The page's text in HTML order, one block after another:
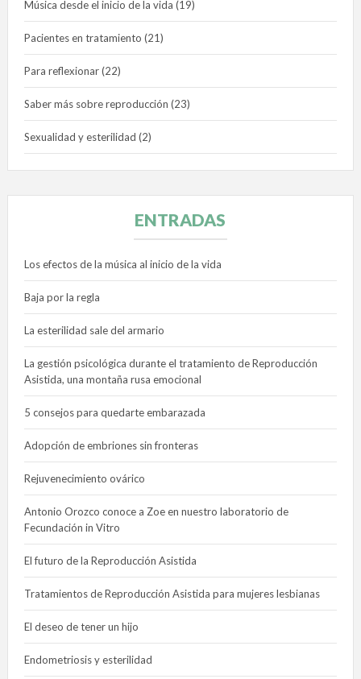
Música desde el inicio de la vida (19)
Pacientes en tratamiento (21)
Para reflexionar(22)
Saber más sobre reproducción (23)
Sexualidad y esterilidad (2)
ENTRADAS
Los efectos de la música al inicio de la vida
Baja por la regla
La esterilidad sale del armario
La gestión psicológica durante el tratamiento de Reproducción
Asistida, una montaña rusa emocional
5 consejos para quedarte embarazada
Adopción de embriones sin fronteras
Rejuvenecimiento ovárico
Antonio Orozco conoce a Zoe en nuestro laboratorio de
Fecundación in Vitro
El futuro de la Reproducción Asistida
Tratamientos de Reproducción Asistida para mujeres lesbianas
El deseo de tener un hijo
Endometriosis y esterilidad